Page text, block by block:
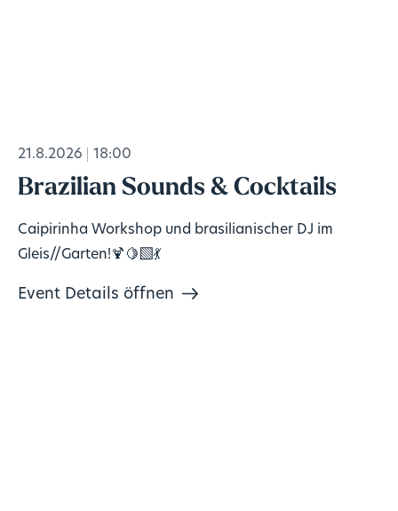
21.8.2026 18:00
Brazilian Sounds & Cocktails
Caipirinha Workshop und brasilianischer DJ im
Gleis//Garten!🍹🍋‍🟩💃
Event Details öffnen